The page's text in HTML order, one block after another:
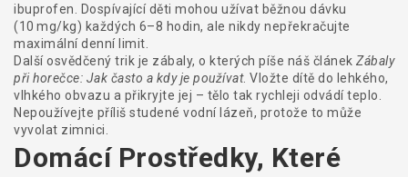
ibuprofen. Dospívající děti mohou užívat běžnou dávku
(10 mg/kg) každých 6–8 hodin, ale nikdy nepřekračujte
maximální denní limit.
Další osvědčený trik je zábaly, o kterých píše náš článek Zábaly
při horečce: Jak často a kdy je používat. Vložte dítě do lehkého,
vlhkého obvazu a přikryjte jej – tělo tak rychleji odvádí teplo.
Nepoužívejte příliš studené vodní lázeň, protože to může
vyvolat zimnici.
Domácí Prostředky, Které